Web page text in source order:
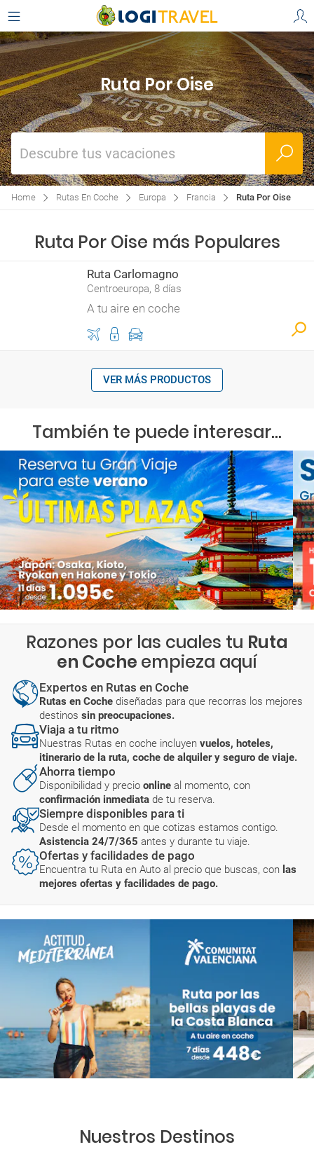
Ruta Por Oise
Descubre tus vacaciones
Home Rutas En Coche Europa Francia Ruta Por Oise
Ruta Por Oise más Populares
Ruta Carlomagno
Centroeuropa, 8 días
A tu aire en coche
VER MÁS PRODUCTOS
También te puede interesar...
Razones por las cuales tu Ruta
en Coche empieza aquí
Expertos en Rutas en Coche
Rutas en Coche diseñadas para que recorras los mejores
destinos sin preocupaciones.
Viaja a tu ritmo
Nuestras Rutas en coche incluyen vuelos, hoteles,
itinerario de la ruta, coche de alquiler y seguro de viaje.
Ahorra tiempo
Disponibilidad y precio online al momento, con
confirmación inmediata de tu reserva.
Siempre disponibles para ti
Desde el momento en que cotizas estamos contigo.
Asistencia 24/7/365 antes y durante tu viaje.
Ofertas y facilidades de pago
Encuentra tu Ruta en Auto al precio que buscas, con las
mejores ofertas y facilidades de pago.
Nuestros Destinos